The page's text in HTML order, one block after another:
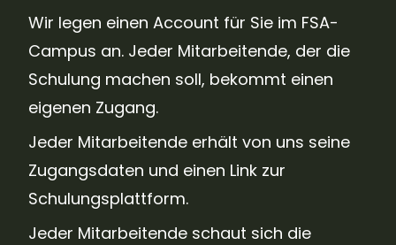
Wir legen einen Account für Sie im FSA-
Campus an. Jeder Mitarbeitende, der die
Schulung machen soll, bekommt einen
eigenen Zugang.
Jeder Mitarbeitende erhält von uns seine
Zugangsdaten und einen Link zur
Schulungsplattform.
Jeder Mitarbeitende schaut sich die